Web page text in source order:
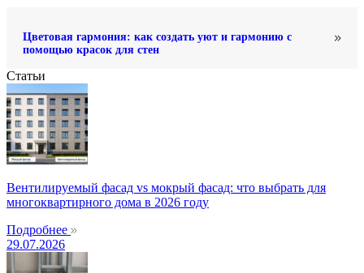
Цветовая гармония: как создать уют и гармонию с
помощью красок для стен
Статьи
Вентилируемый фасад vs мокрый фасад: что выбрать для
многоквартирного дома в 2026 году
Подробнее
29.07.2026